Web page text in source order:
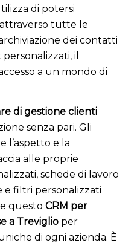
di potersi
tutte le
dei contatti
il
a un mondo di
di gestione clienti
senza pari. Gli
l’aspetto e la
alle proprie
schede di lavoro
e filtri personalizzati
questo CRM per
a Treviglio per
di ogni azienda. È